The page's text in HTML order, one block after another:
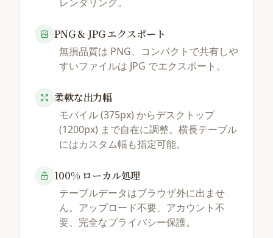
PNG & JPG エクスポート
無損品質は PNG、コンパクトで共有しや
すいファイルは JPG でエクスポート。
柔軟な出力幅
モバイル (375px) からデスクトップ
(1200px) まで自在に調整。横長テーブル
にはカスタム幅も指定可能。
100% ローカル処理
テーブルデータはブラウザ外に出ませ
ん。アップロード不要、アカウント不
要、完全なプライバシー保護。